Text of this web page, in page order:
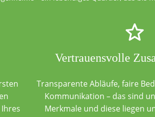
Vertrauensvolle
Transparente Abläufe, faire
Kommunikation – das sind
Merkmale und diese liegen